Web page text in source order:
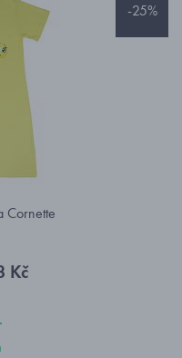
-25%
Cornette
Kč